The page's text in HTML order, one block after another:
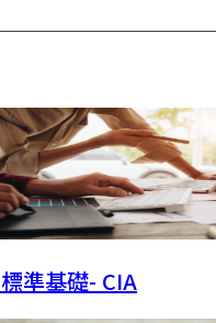
準基礎- CIA